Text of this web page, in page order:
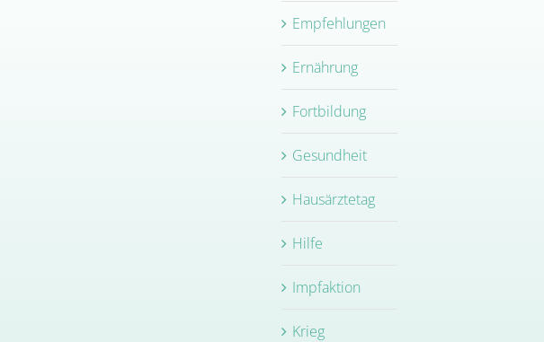
Empfehlungen
Ernährung
Fortbildung
Gesundheit
Hausärztetag
Hilfe
Impfaktion
Krieg